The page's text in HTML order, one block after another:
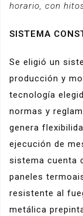
horario, con
SISTEMA
Se eligió un
producción y
tecnología
normas y
genera
ejecución de
sistema cuenta
paneles
resistente al
metálica